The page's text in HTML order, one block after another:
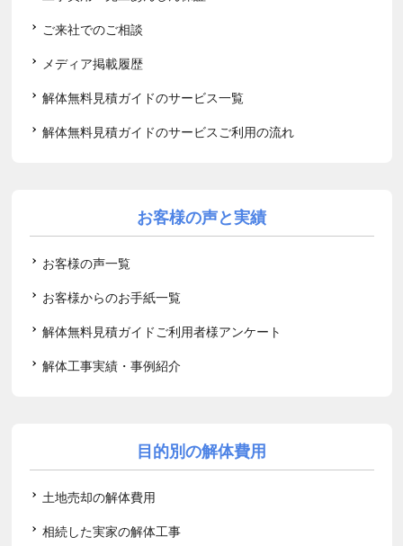
ご来社でのご相談
メディア掲載履歴
解体無料見積ガイドのサービス一覧
解体無料見積ガイドのサービスご利用の流れ
お客様の声と実績
お客様の声一覧
お客様からのお手紙一覧
解体無料見積ガイドご利用者様アンケート
解体工事実績・事例紹介
目的別の解体費用
土地売却の解体費用
相続した実家の解体工事